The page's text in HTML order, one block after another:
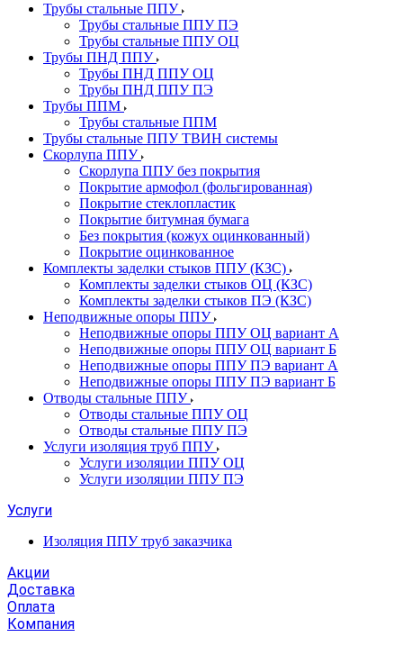
Трубы стальные ППУ
Трубы стальные ППУ ПЭ
Трубы стальные ППУ ОЦ
Трубы ПНД ППУ
Трубы ПНД ППУ ОЦ
Трубы ПНД ППУ ПЭ
Трубы ППМ
Трубы стальные ППМ
Трубы стальные ППУ ТВИН системы
Скорлупа ППУ
Скорлупа ППУ без покрытия
Покрытие армофол (фольгированная)
Покрытие стеклопластик
Покрытие битумная бумага
Без покрытия (кожух оцинкованный)
Покрытие оцинкованное
Комплекты заделки стыков ППУ (КЗС)
Комплекты заделки стыков ОЦ (КЗС)
Комплекты заделки стыков ПЭ (КЗС)
Неподвижные опоры ППУ
Неподвижные опоры ППУ ОЦ вариант А
Неподвижные опоры ППУ ОЦ вариант Б
Неподвижные опоры ППУ ПЭ вариант А
Неподвижные опоры ППУ ПЭ вариант Б
Отводы стальные ППУ
Отводы стальные ППУ ОЦ
Отводы стальные ППУ ПЭ
Услуги изоляция труб ППУ
Услуги изоляции ППУ ОЦ
Услуги изоляции ППУ ПЭ
Услуги
Изоляция ППУ труб заказчика
Акции
Доставка
Оплата
Компания